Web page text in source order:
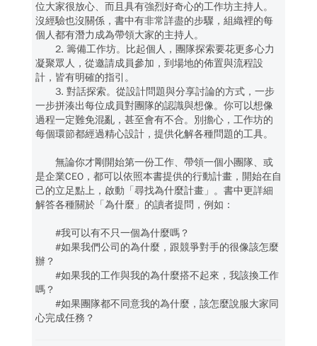
位大家很放心、而且具有強烈好奇心的工作坊主持人。
沒經驗也沒關係，書中有非常詳盡的步驟，組織裡的每
個人都有潛力成為帶領大家的主持人。
2. 籌備工作坊。比起個人，團隊探索要花更多心力
凝聚眾人，從邀請成員參加，到場地的佈置與流程設
計，皆有明確的指引。
3. 對話探索。從設計問題與分享討論的方式，一步
一步拼湊出每位成員對團隊的認識與想像。你可以想像
過程一定難免混亂，甚至會有不合。別擔心，工作坊的
每個環節都經過精心設計，提供化解各種問題的工具。
無論你才剛開始第一份工作、帶領一個小團隊、或
是企業CEO，都可以依照本書提供的行動計畫，開始在自
己的立足點上，啟動「尋找為什麼計畫」。書中更詳細
解答各種關於「為什麼」的讀者提問，例如：
#我可以有不只一個為什麼嗎？
#如果我們公司的為什麼，跟競爭對手的很像該怎麼
辦？
#如果我的工作與我的為什麼搭不起來，我該換工作
嗎？
#如果團隊都不同意我的為什麼，該怎麼說服大家同
心完成任務？